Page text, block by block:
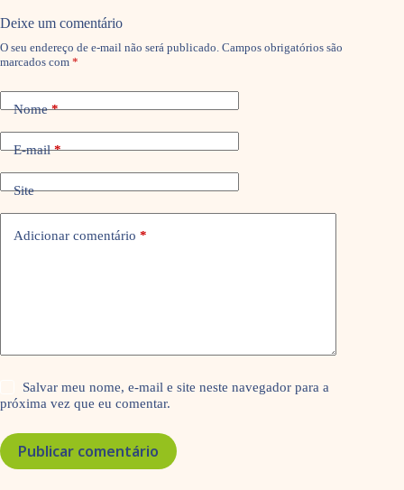
Deixe um comentário
O seu endereço de e-mail não será publicado. Campos obrigatórios são
marcados com *
Nome*
E-mail*
Site
Adicionar comentário *
Salvar meu nome, e-mail e site neste navegador para a
próxima vez que eu comentar.
Publicar comentário